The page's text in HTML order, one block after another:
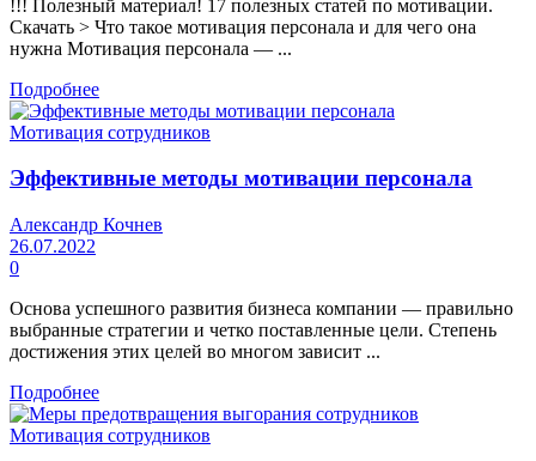
!!! Полезный материал! 17 полезных статей по мотивации.
Скачать > Что такое мотивация персонала и для чего она
нужна Мотивация персонала — ...
Подробнее
Мотивация сотрудников
Эффективные методы мотивации персонала
Александр Кочнев
26.07.2022
0
Основа успешного развития бизнеса компании — правильно
выбранные стратегии и четко поставленные цели. Степень
достижения этих целей во многом зависит ...
Подробнее
Мотивация сотрудников